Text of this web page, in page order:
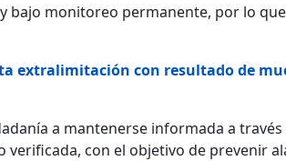
bajo monitoreo permanente, por lo
extralimitación con resultado de
a mantenerse informada a través
con el objetivo de prevenir